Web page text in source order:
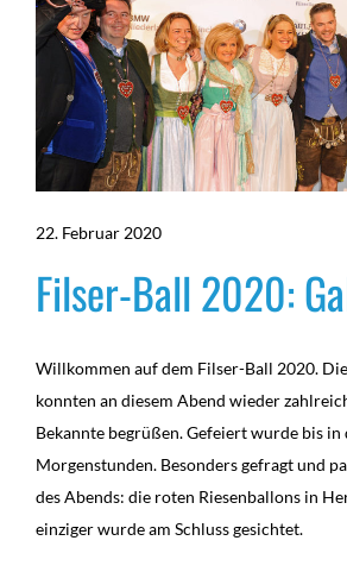
22. Februar 2020
Filser-Ball 2020:
Willkommen auf dem Filser-Ball 2020.
konnten an diesem Abend wieder
Bekannte begrüßen. Gefeiert wurde bis in
Morgenstunden. Besonders gefragt und
des Abends: die roten Riesenballons in
einziger wurde am Schluss gesichtet.